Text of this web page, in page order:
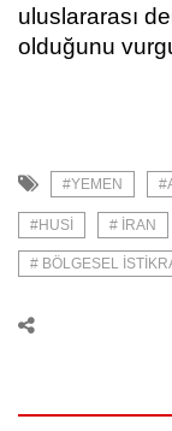
uluslararası
olduğunu
#YEMEN
#HUSI # İRAN
# BÖLGESEL